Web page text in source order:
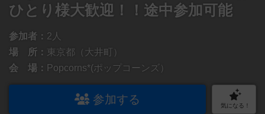
ひとり様大歓迎！！途中参加可能
参加者： 2人
場 所： 東京都（大井町）
会 場： Popcorns*(ポップコーンズ）
参加する 気になる！